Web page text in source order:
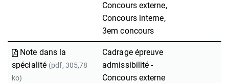
Concours externe,
Concours interne,
3em concours
Note dans la
spécialité (pdf, 305,78
ko)
Cadrage épreuve
admissibilité -
Concours externe